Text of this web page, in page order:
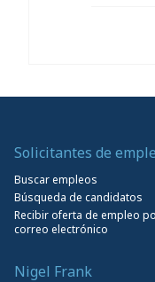
Solicitantes de
Buscar empleos
Búsqueda de candidatos
Recibir oferta de empleo
correo electrónico
Nigel Frank